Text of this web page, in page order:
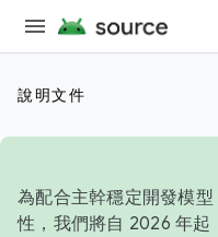
說明文件
為配合主幹穩定開發模
性，我們將自 2026 年起